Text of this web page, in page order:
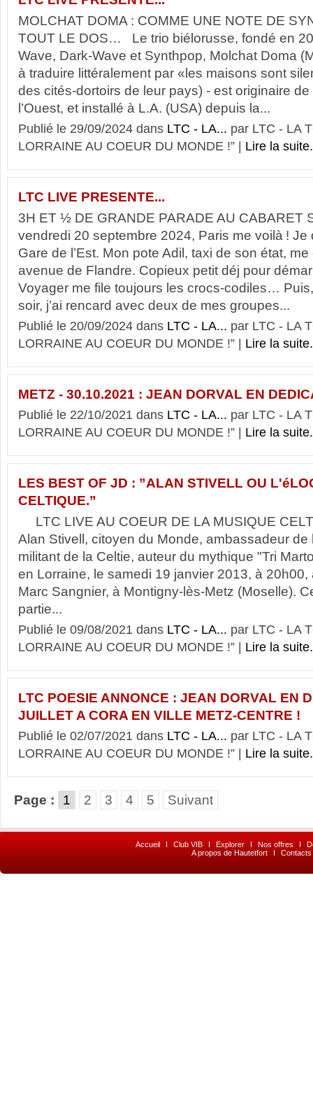
MOLCHAT DOMA : COMME UNE NOTE DE
TOUT LE DOS… Le trio biélorusse, fondé en
Wave, Dark-Wave et Synthpop, Molchat Doma
à traduire littéralement par «les maisons sont
des cités-dortoirs de leur pays) - est originaire
l’Ouest, et installé à L.A. (USA) depuis la...
Publié le 29/09/2024 dans LTC - LA... par LTC - LA
LORRAINE AU COEUR DU MONDE !” | Lire la
LTC LIVE PRESENTE...
3H ET ½ DE GRANDE PARADE AU
vendredi 20 septembre 2024, Paris me voilà !
Gare de l’Est. Mon pote Adil, taxi de son état,
avenue de Flandre. Copieux petit déj pour
Voyager me file toujours les crocs-codiles…
soir, j’ai rencard avec deux de mes groupes...
Publié le 20/09/2024 dans LTC - LA... par LTC - LA
LORRAINE AU COEUR DU MONDE !” | Lire la
METZ - 30.10.2021 : JEAN DORVAL EN
Publié le 22/10/2021 dans LTC - LA... par LTC - LA
LORRAINE AU COEUR DU MONDE !” | Lire la
LES BEST OF JD : ”ALAN STIVELL OU
CELTIQUE.”
LTC LIVE AU COEUR DE LA MUSIQUE
Alan Stivell, citoyen du Monde, ambassadeur
militant de la Celtie, auteur du mythique "Tri
en Lorraine, le samedi 19 janvier 2013, à 20h00,
Marc Sangnier, à Montigny-lès-Metz (Moselle).
partie...
Publié le 09/08/2021 dans LTC - LA... par LTC - LA
LORRAINE AU COEUR DU MONDE !” | Lire la
LTC POESIE ANNONCE : JEAN DORVAL EN
JUILLET A CORA EN VILLE METZ-CENTRE !
Publié le 02/07/2021 dans LTC - LA... par LTC - LA
LORRAINE AU COEUR DU MONDE !” | Lire la
Page : 1 2 3 4 5 Suivant
Accueil I Club VIB I Explorer I Nos offres I
A propos de Hautetfort
I Contacts